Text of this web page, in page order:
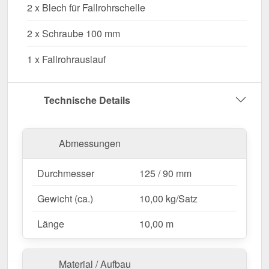
direkt mit der Montage beginnen.
Hochwertiges Stahl
Dimension mit 125 / 90 mm Durchmesser.
lange Dachrinnen.
UV- & Korrosionsbeständig
dank 50 µm Polyurethan.
Komplettset für eine sichere Installation– Alle
wichtigen Bauteile inklusive.
Garantie– 15 Jahre für langanhaltende Qualität
& Sicherheit.
Ideal für folgende Anwendungen:
2 x Blech für Fallrohrschelle
2 x Schraube 100 mm
1 x Fallrohrauslauf
Technische Details
Abmessungen
Durchmesser
125 / 90 mm
Gewicht (ca.)
10,00 kg/Satz
Länge
10,00 m
Material / Aufbau